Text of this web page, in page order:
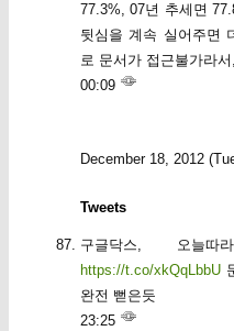
77.3%, 07년 추세면
뒷심을 계속 실어주면
로 문서가 접근불가라
00:09
December 18, 2012
Tweets
구글닥스, 오늘
https://t.co/xkQqLbbU
완전 뻗은듯
23:25